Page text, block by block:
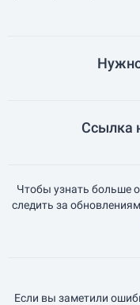
Ссылка
Чтобы узнать больше
следить за
Если вы заметили